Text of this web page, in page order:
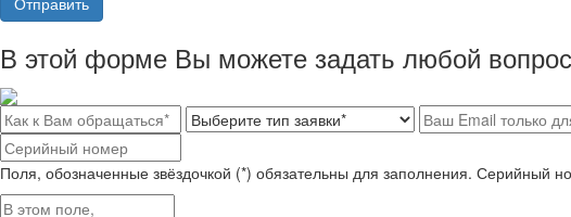
В этой форме Вы можете задать любой
Поля, обозначенные звёздочкой (*) обязательны для заполнения. Серийный